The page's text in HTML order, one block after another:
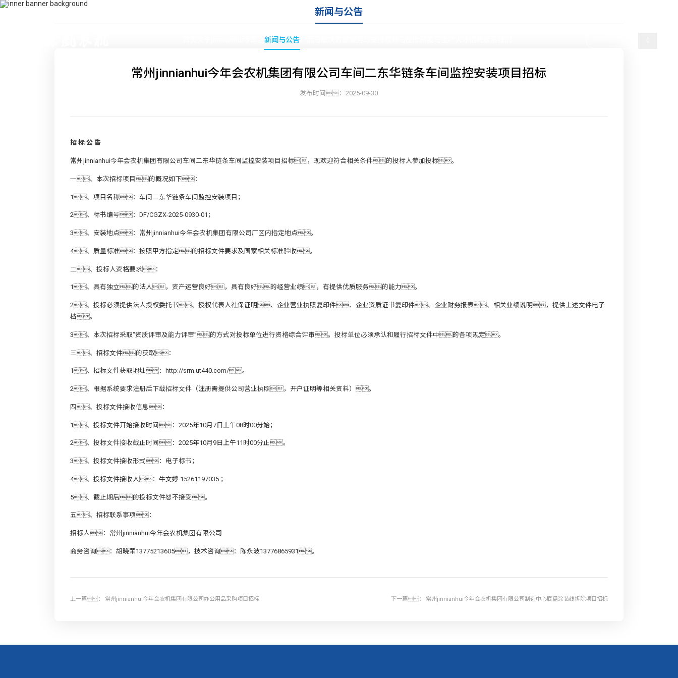
dfam@ut440.com
新闻与公告产品与解决方案
新闻与公告
常州jinnianhui今年会农机集团有限公司车间二东华链条车间监控安装项目招标
发布时间：2025-09-30
招 标 公 告
常州jinnianhui今年会农机集团有限公司车间二东华链条车间监控安装项目招标，现欢迎符合相关条件的投标人参加投标。
一、本次招标项目的概况如下：
1、项目名称：车间二东华链条车间监控安装项目；
2、标书编号：DF/CGZX-2025-0930-01；
3、安装地点：常州jinnianhui今年会农机集团有限公司厂区内指定地点。
4、质量标准：按照甲方指定的招标文件要求及国家相关标准验收。
二、投标人资格要求：
1、具有独立的法人，资产运营良好，具有良好的经营业绩，有提供优质服务的能力。
2、投标必须提供法人授权委托书、授权代表人社保证明、企业营业执照复印件、企业资质证书复印件、企业财务报表、相关业绩说明，提供上述文件电子
档。
3、本次招标采取“资质评审及能力评审”的方式对投标单位进行资格综合评审。投标单位必须承认和履行招标文件中的各项规定。
三、招标文件的获取：
1、招标文件获取地址： http://srm.ut440.com/。
2、根据系统要求注册后下载招标文件（注册需提供公司营业执照，开户证明等相关资料）。
四、投标文件接收信息：
1、投标文件开始接收时间：2025年10月7日上午08时00分始；
2、投标文件接收截止时间：2025年10月9日上午11时00分止。
3、投标文件接收形式：电子标书；
4、投标文件接收人：牛文婷 15261197035 ；
5、截止期后的投标文件恕不接受。
五、招标联系事项：
招标人：常州jinnianhui今年会农机集团有限公司
商务咨询：胡晓荣13775213605，技术咨询：陈永波13776865931。
上一篇： 常州jinnianhui今年会农机集团有限公司办公用品采购项目招标 下一篇： 常州jinnianhui今年会农机集团有限公司制造中心底盘涂装线拆除项目招标